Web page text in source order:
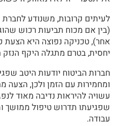
לעיתים קרובות, משנודע
(בין אם מכוח תביעות רכוש
אחר), טכניקה נפוצה היא הצעת
יחסית, בטרם מתגלה היקף
חברות הביטוח יודעות היטב
עשויה להיראות נדיבה מאוד
שפגיעתו תדרוש טיפול ממושך
עבודה.